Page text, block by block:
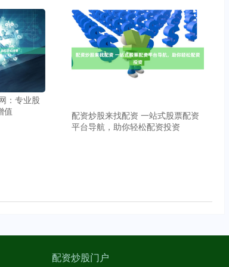
：专业股
值
配资炒股来找配资 一站式股票配资
平台导航，助你轻松配资投资
配资炒股门户